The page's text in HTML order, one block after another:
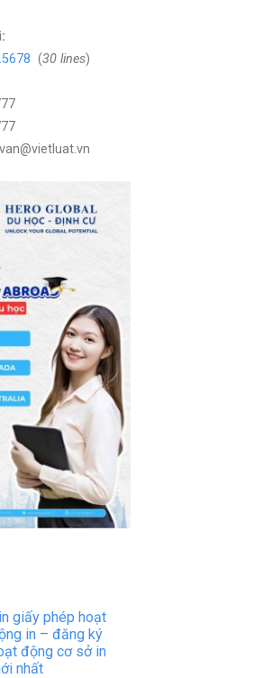
(30 lines)
giấy phép hoạt
in – đăng ký
động cơ sở in
nhất